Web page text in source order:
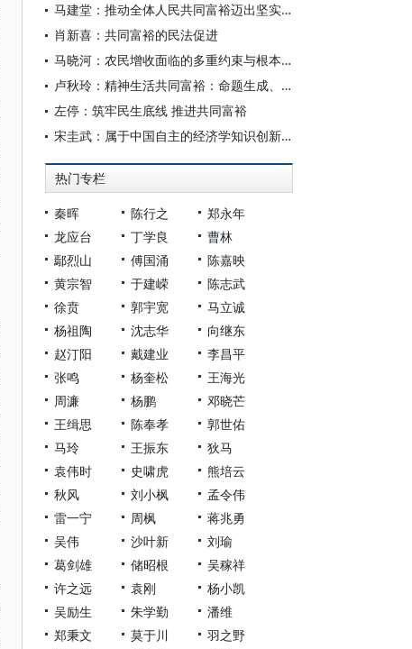
马建堂：推动全体人民共同富裕迈出坚实步伐
肖新喜：共同富裕的民法促进
马晓河：农民增收面临的多重约束与根本路径
卢秋玲：精神生活共同富裕：命题生成、基本架构与实践路径
左停：筑牢民生底线 推进共同富裕
宋圭武：属于中国自主的经济学知识创新：经济学及经济若干问题新思考
热门专栏
秦晖 陈行之
郑永年
龙应台
丁学良
曹林
鄢烈山
傅国涌
陈嘉映
黄宗智
于建嵘
陈志武
徐贲
郭宇宽
马立诚
杨祖陶
沈志华
向继东
赵汀阳
戴建业
李昌平
张鸣
杨奎松
王海光
周濂
杨鹏
邓晓芒
王缉思
陈奉孝
郭世佑
马玲
王振东
狄马
袁伟时
史啸虎
熊培云
秋风
刘小枫
孟令伟
雷一宁
周枫
蒋兆勇
吴伟
沙叶新
刘瑜
葛剑雄
储昭根
吴稼祥
许之远
袁刚
杨小凯
吴励生
朱学勤
潘维
郑秉文
莫于川
羽之野